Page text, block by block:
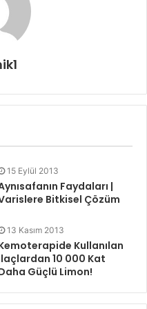
15 Eylül 2013
Faydaları |
Bitkisel Çözüm
13 Kasım 2013
Kullanılan
10 000 Kat
Güçlü Limon!